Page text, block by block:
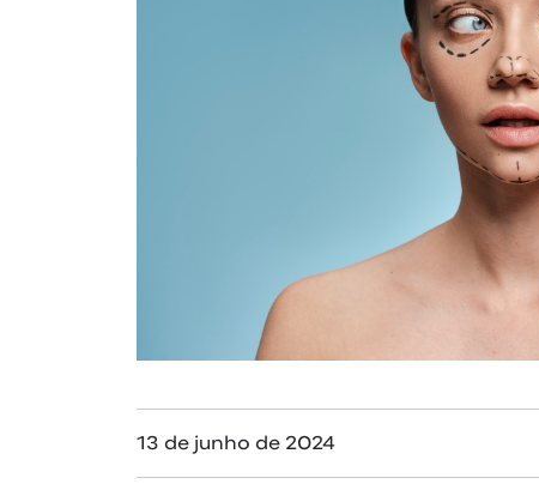
13 de junho de 2024